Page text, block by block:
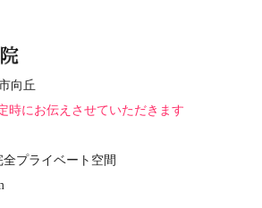
向丘
時にお伝えさせていただきます
プライベート空間